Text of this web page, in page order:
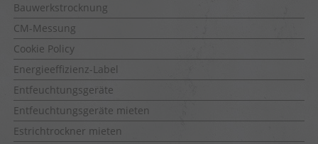
Bauwerkstrocknung
CM-Messung
Cookie Policy
Energieeffizienz-Label
Entfeuchtungsgeräte
Entfeuchtungsgeräte mieten
Estrichtrockner mieten